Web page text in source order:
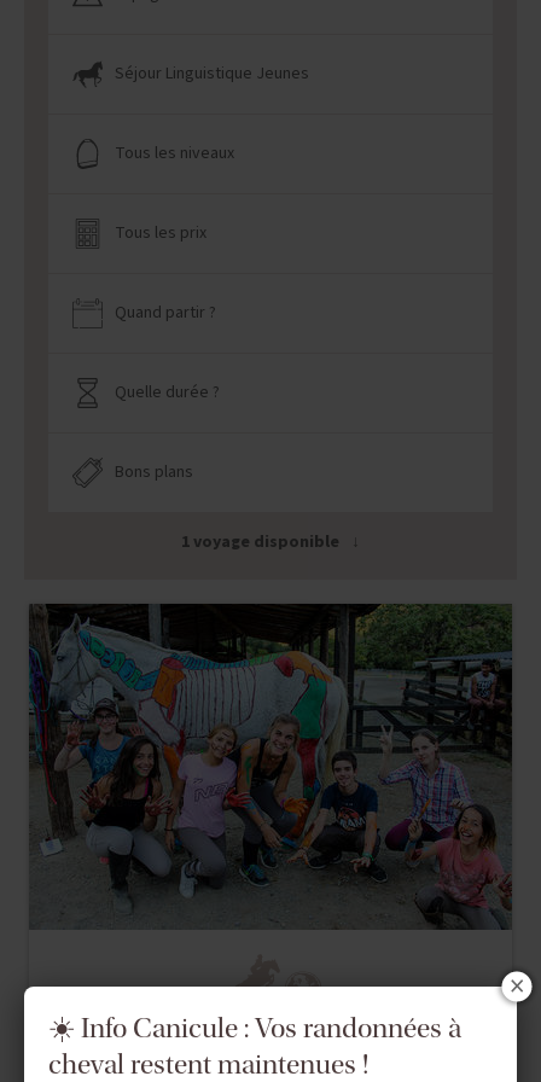
Séjour Linguistique Jeunes
Tous les niveaux
Tous les prix
Quand partir ?
Quelle durée ?
Bons plans
1 voyage disponible
Séjour Linguistique Jeunes
☀️ Info Canicule : Vos randonnées à
cheval restent maintenues !